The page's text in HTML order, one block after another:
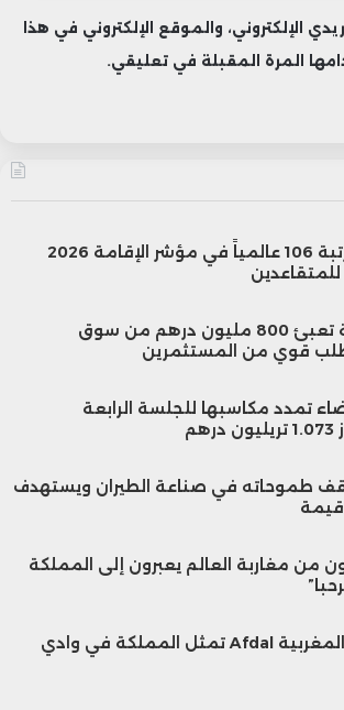
الإلكتروني، والموقع الإلكتروني في هذا
المرة المقبلة في تعليقي.
المغرب في المرتبة 106 عالمياً في مؤشر الإقامة 2026
الخزينة المغربية تعبئ 800 مليون درهم من سوق
قوي من المستثمرين
تمدد مكاسبها للجلسة الرابعة
طموحاته في صناعة الطيران ويستهدف
قيمة
2.7 مليون من مغاربة العالم يعبرون إلى المملكة
الشركة الناشئة المغربية Afdal تمثل المملكة في وادي